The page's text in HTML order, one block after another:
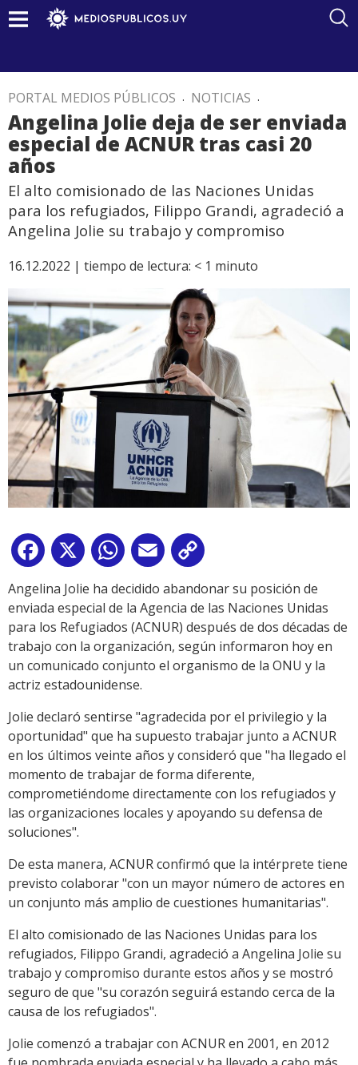
PORTAL MEDIOS PÚBLICOS . NOTICIAS .
Angelina Jolie deja de ser enviada
especial de ACNUR tras casi 20
años
El alto comisionado de las Naciones Unidas
para los refugiados, Filippo Grandi, agradeció a
Angelina Jolie su trabajo y compromiso
16.12.2022 | tiempo de lectura: < 1 minuto
Facebook
X WhatsApp
Email
Link
Angelina Jolie ha decidido abandonar su posición de
enviada especial de la Agencia de las Naciones Unidas
para los Refugiados (ACNUR) después de dos décadas de
trabajo con la organización, según informaron hoy en
un comunicado conjunto el organismo de la ONU y la
actriz estadounidense.
Jolie declaró sentirse "agradecida por el privilegio y la
oportunidad" que ha supuesto trabajar junto a ACNUR
en los últimos veinte años y consideró que "ha llegado el
momento de trabajar de forma diferente,
comprometiéndome directamente con los refugiados y
las organizaciones locales y apoyando su defensa de
soluciones".
De esta manera, ACNUR confirmó que la intérprete tiene
previsto colaborar "con un mayor número de actores en
un conjunto más amplio de cuestiones humanitarias".
El alto comisionado de las Naciones Unidas para los
refugiados, Filippo Grandi, agradeció a Angelina Jolie su
trabajo y compromiso durante estos años y se mostró
seguro de que "su corazón seguirá estando cerca de la
causa de los refugiados".
Jolie comenzó a trabajar con ACNUR en 2001, en 2012